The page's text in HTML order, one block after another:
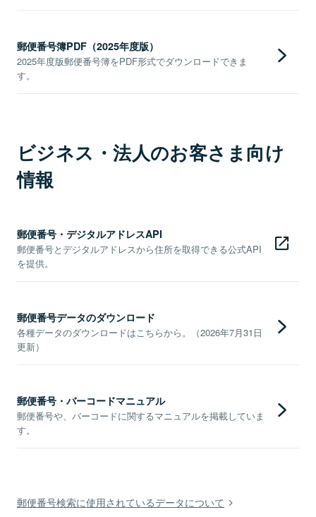
郵便番号簿PDF（2025年度版）
2025年度版郵便番号簿をPDF形式でダウンロードできま
す。
ビジネス・法人のお客さま向け
情報
郵便番号・デジタルアドレスAPI
郵便番号とデジタルアドレスから住所を取得できる公式API
を提供。
郵便番号データのダウンロード
各種データのダウンロードはこちらから。（2026年7月31日
更新）
郵便番号・バーコードマニュアル
郵便番号や、バーコードに関するマニュアルを掲載していま
す。
郵便番号検索に使用されているデータについて